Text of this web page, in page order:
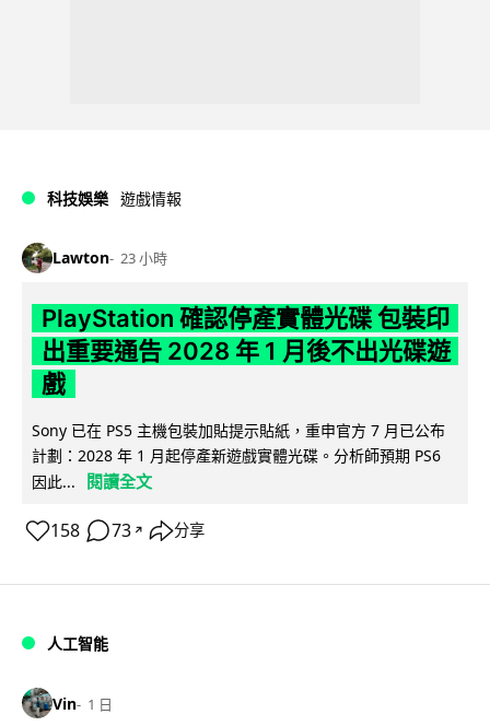
科技娛樂 遊戲情報
Lawton 23 小時
PlayStation 確認停產實體光碟 包裝印
出重要通告 2028 年 1 月後不出光碟遊
戲
Sony 已在 PS5 主機包裝加貼提示貼紙，重申官方 7 月已公布
計劃：2028 年 1 月起停產新遊戲實體光碟。分析師預期 PS6
因此...
閱讀全文
158 73 ↗ 分享
人工智能
Vin 1 日